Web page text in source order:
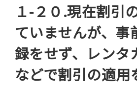
１-２０.現在割引
ていませんが、事
録をせず、レンタ
などで割引の適用